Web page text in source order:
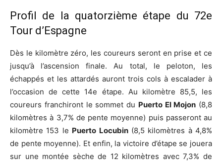
Profil de la quatorzième étape du 72e
Tour d’Espagne
Dès le kilomètre zéro, les coureurs seront en prise et ce
jusqu’à l’ascension finale. Au total, le peloton, les
échappés et les attardés auront trois cols à escalader à
l’occasion de cette 14e étape. Au kilomètre 85,5, les
coureurs franchiront le sommet du Puerto El Mojon (8,8
kilomètres à 3,7% de pente moyenne) puis passeront au
kilomètre 153 le Puerto Locubin(8,5 kilomètres à 4,8%
de pente moyenne). Et enfin, la victoire d’étape se jouera
sur une montée sèche de 12 kilomètres avec 7,3% de